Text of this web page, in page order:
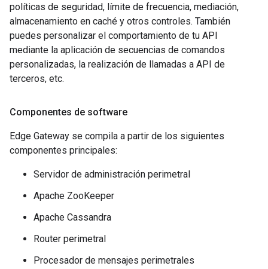
políticas de seguridad, límite de frecuencia, mediación,
almacenamiento en caché y otros controles. También
puedes personalizar el comportamiento de tu API
mediante la aplicación de secuencias de comandos
personalizadas, la realización de llamadas a API de
terceros, etc.
Componentes de software
Edge Gateway se compila a partir de los siguientes
componentes principales:
Servidor de administración perimetral
Apache ZooKeeper
Apache Cassandra
Router perimetral
Procesador de mensajes perimetrales